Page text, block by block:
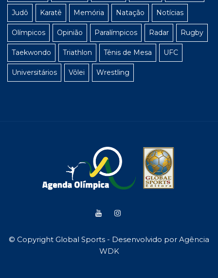
Judô Karatê Memória Natação Notícias
Olímpicos Opinião Paralímpicos Radar Rugby
Taekwondo Triathlon Tênis de Mesa UFC
Universitários Vôlei Wrestling
© Copyright Global Sports - Desenvolvido por Agência
WDK